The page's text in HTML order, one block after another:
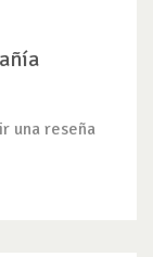
una reseña